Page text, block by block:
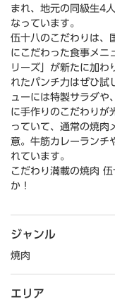
まれ、地元の同級生4
なっています。
伍十八のこだわりは、
にこだわった食事メニ
リーズ」が新たに加わ
れたパンチ力はぜひ試
ューには特製サラダや
に手作りのこだわりが
っていて、通常の焼肉
意。牛筋カレーランチ
れています。
こだわり満載の焼肉
か！
ジャンル
焼肉
エリア